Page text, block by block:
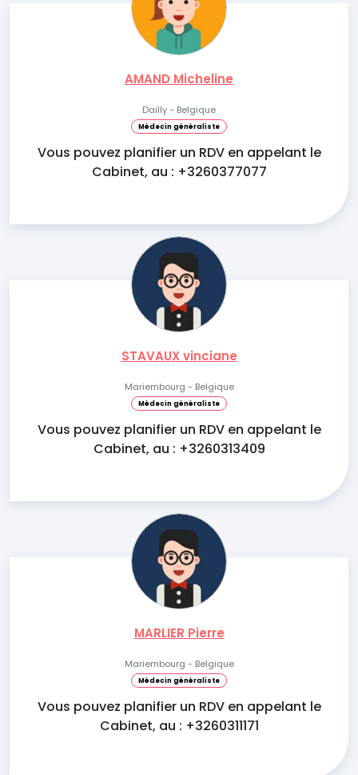
AMAND Micheline
Dailly - Belgique
Médecin généraliste
Vous pouvez planifier un RDV en appelant le
Cabinet, au : +3260377077
STAVAUX vinciane
Mariembourg - Belgique
Médecin généraliste
Vous pouvez planifier un RDV en appelant le
Cabinet, au : +3260313409
MARLIER Pierre
Mariembourg - Belgique
Médecin généraliste
Vous pouvez planifier un RDV en appelant le
Cabinet, au : +3260311171